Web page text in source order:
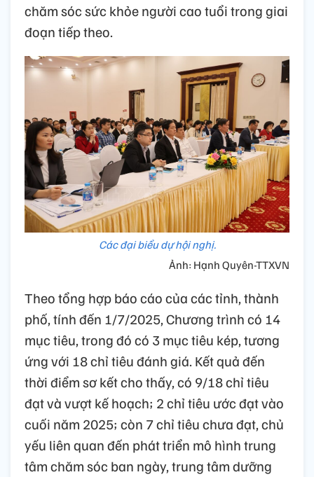
chăm sóc sức khỏe người cao tuổi trong giai
đoạn tiếp theo.
Các đại biểu dự hội nghị.
Ảnh: Hạnh Quyên-TTXVN
Theo tổng hợp báo cáo của các tỉnh, thành
phố, tính đến 1/7/2025, Chương trình có 14
mục tiêu, trong đó có 3 mục tiêu kép, tương
ứng với 18 chỉ tiêu đánh giá. Kết quả đến
thời điểm sơ kết cho thấy, có 9/18 chỉ tiêu
đạt và vượt kế hoạch; 2 chỉ tiêu ước đạt vào
cuối năm 2025; còn 7 chỉ tiêu chưa đạt, chủ
yếu liên quan đến phát triển mô hình trung
tâm chăm sóc ban ngày, trung tâm dưỡng